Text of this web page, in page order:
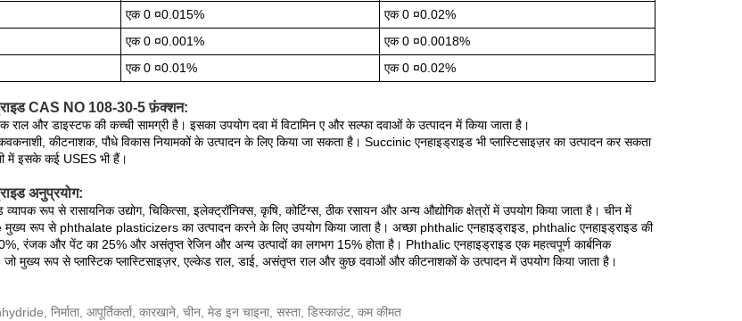
एक 0 ¤0.015%
एक 0 ¤0.02%
एक 0 ¤0.001%
एक 0 ¤0.0018%
एक 0 ¤0.01% एक 0 ¤0.02%
CAS NO 108-30-5 फ़ंक्शन:
राल और डाइस्टफ की कच्ची सामग्री है। इसका उपयोग दवा में विटामिन ए और सल्फा दवाओं के उत्पादन में किया जाता है।
कीटनाशक, पौधे विकास नियामकों के उत्पादन के लिए किया जा सकता है। Succinic एनहाइड्राइड भी प्लास्टिसाइज़र का उत्पादन कर सकता
में इसके कई USES भी हैं।
अनुप्रयोग:
रूप से रासायनिक उद्योग, चिकित्सा, इलेक्ट्रॉनिक्स, कृषि, कोटिंग्स, ठीक रसायन और अन्य औद्योगिक क्षेत्रों में उपयोग किया जाता है। चीन में
रूप से phthalate plasticizers का उत्पादन करने के लिए उपयोग किया जाता है। अच्छा phthalic एनहाइड्राइड, phthalic एनहाइड्राइड की
रंजक और पेंट का 25% और असंतृप्त रेजिन और अन्य उत्पादों का लगभग 15% होता है। Phthalic एनहाइड्राइड एक महत्वपूर्ण कार्बनिक
जो मुख्य रूप से प्लास्टिक प्लास्टिसाइज़र, एल्केड राल, डाई, असंतृप्त राल और कुछ दवाओं और कीटनाशकों के उत्पादन में उपयोग किया जाता है।
निर्माता, आपूर्तिकर्ता, कारखाने, चीन, मेड इन चाइना, सस्ता, डिस्काउंट, कम कीमत